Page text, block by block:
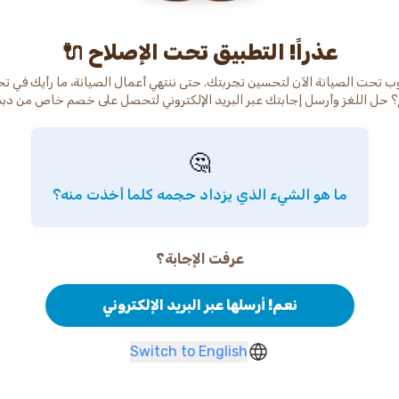
عذراً! التطبيق تحت الإصلاح 🔌
تحت الصيانة الآن لتحسين تجربتك. حتى ننتهي أعمال الصيانة، ما رأيك في
حل اللغز وأرسل إجابتك عبر البريد الإلكتروني لتحصل على خصم خاص من
🤔
ما هو الشيء الذي يزداد حجمه كلما أخذت منه؟
عرفت الإجابة؟
نعم! أرسلها عبر البريد الإلكتروني
Switch to English